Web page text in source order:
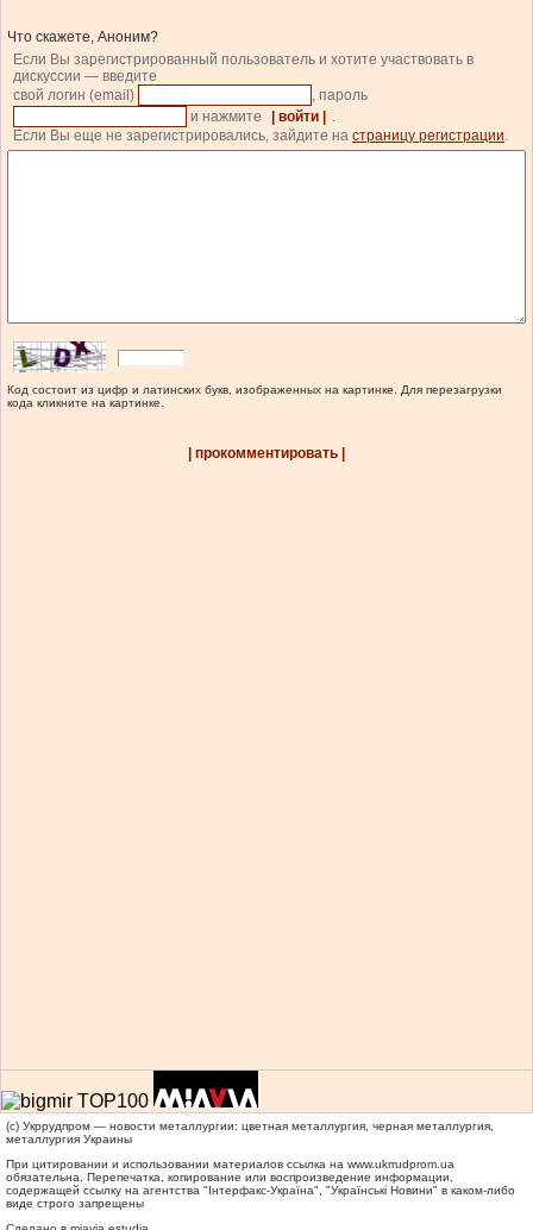
Что скажете, Аноним?
Если Вы зарегистрированный пользователь и хотите участвовать в
дискуссии — введите
свой логин (email)
, пароль
и нажмите
| войти |
.
Если Вы еще не зарегистрировались, зайдите на страницу регистрации.
Код состоит из цифр и латинских букв, изображенных на картинке. Для перезагрузки
кода кликните на картинке.
| прокомментировать |
(c) Укррудпром — новости металлургии: цветная металлургия, черная металлургия,
металлургия Украины
При цитировании и использовании материалов ссылка на www.ukrrudprom.ua
обязательна. Перепечатка, копирование или воспроизведение информации,
содержащей ссылку на агентства "Iнтерфакс-Україна", "Українськi Новини" в каком-либо
виде строго запрещены